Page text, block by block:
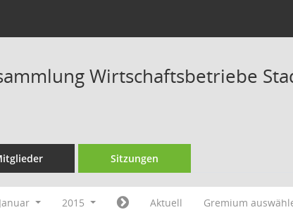
Wirtschaftsbetriebe
Sitzungen
Januar 2015 Aktuell Gremium